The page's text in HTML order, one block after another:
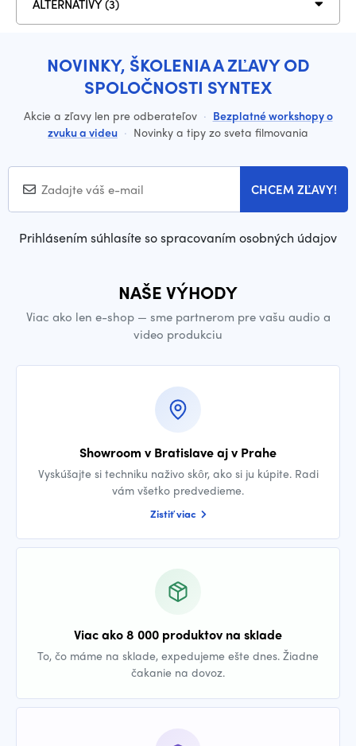
ALTERNATÍVY (3)
NOVINKY, ŠKOLENIA A ZĽAVY OD
SPOLOČNOSTI SYNTEX
Akcie a zľavy len pre odberateľov · Bezplatné workshopy o
zvuku a videu · Novinky a tipy zo sveta filmovania
CHCEM ZĽAVY!
Prihlásením súhlasíte so spracovaním osobných údajov
NAŠE VÝHODY
Viac ako len e-shop — sme partnerom pre vašu audio a
video produkciu
Showroom v Bratislave aj v Prahe
Vyskúšajte si techniku naživo skôr, ako si ju kúpite. Radi
vám všetko predvedieme.
Zistiť viac
Viac ako 8 000 produktov na sklade
To, čo máme na sklade, expedujeme ešte dnes. Žiadne
čakanie na dovoz.